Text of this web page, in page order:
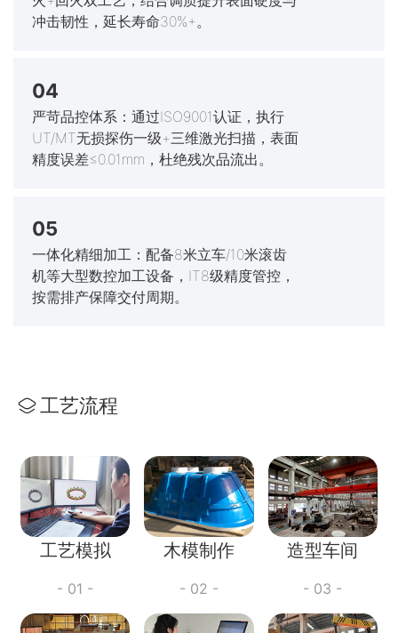
冲击韧性，延长寿命30%+。
04
严苛品控体系：通过ISO9001认证，执行
UT/MT无损探伤一级+三维激光扫描，表面
精度误差≤0.01mm，杜绝残次品流出。
05
一体化精细加工：配备8米立车/10米滚齿
机等大型数控加工设备，IT8级精度管控，
按需排产保障交付周期。
工艺流程
工艺模拟
- 01 -
木模制作
- 02 -
造型车间
- 03 -